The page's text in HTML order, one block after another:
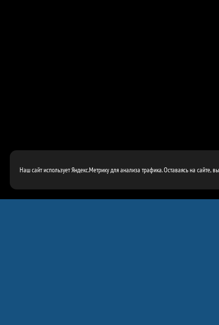
Наш сайт использует Яндекс.Метрику для анализа трафика. Оставаясь на сайте,